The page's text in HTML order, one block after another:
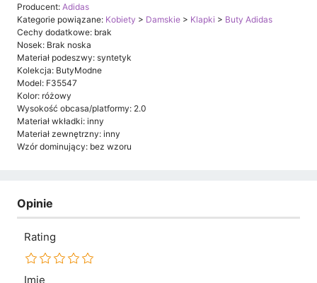
Producent: Adidas
Kategorie powiązane: Kobiety > Damskie > Klapki > Buty Adidas
Cechy dodatkowe: brak
Nosek: Brak noska
Materiał podeszwy: syntetyk
Kolekcja: ButyModne
Model: F35547
Kolor: różowy
Wysokość obcasa/platformy: 2.0
Materiał wkładki: inny
Materiał zewnętrzny: inny
Wzór dominujący: bez wzoru
Opinie
Rating
Imię